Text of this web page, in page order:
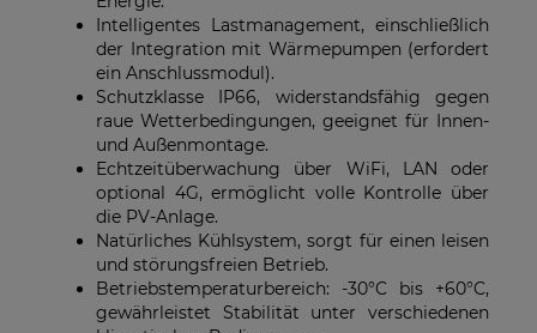
Intelligentes Lastmanagement, einschließlich
der Integration mit Wärmepumpen (erfordert
ein Anschlussmodul).
Schutzklasse IP66, widerstandsfähig gegen
raue Wetterbedingungen, geeignet für Innen-
und Außenmontage.
Echtzeitüberwachung über WiFi, LAN oder
optional 4G, ermöglicht volle Kontrolle über
die PV-Anlage.
Natürliches Kühlsystem, sorgt für einen leisen
und störungsfreien Betrieb.
Betriebstemperaturbereich: -30°C bis +60°C,
gewährleistet Stabilität unter verschiedenen